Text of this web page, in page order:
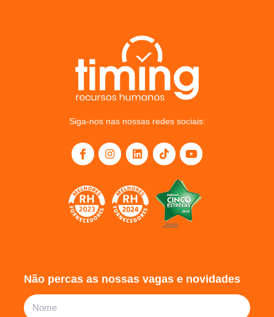
Siga-nos nas nossas redes sociais:
Não percas as nossas vagas e novidades